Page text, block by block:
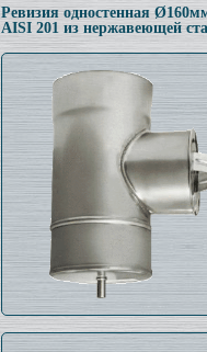
Ревизия одностенная
AISI 201 из нержавеющей